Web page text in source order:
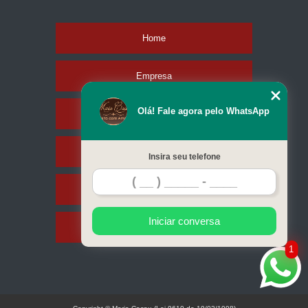
Home
Empresa
Missão
Produtos
Contato
Mapa do site
1
Olá! Fale agora pelo WhatsApp
Insira seu telefone
Iniciar conversa